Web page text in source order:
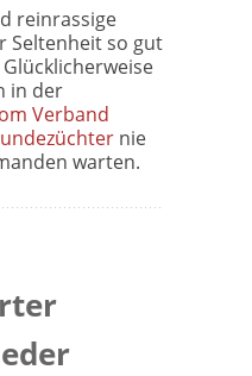
reinrassige
Seltenheit so gut
in der
Verband
nie
warten.